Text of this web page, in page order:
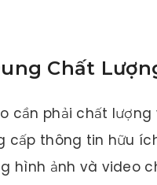
Chất
cần phải chất
cấp thông tin hữu
hình ảnh và video